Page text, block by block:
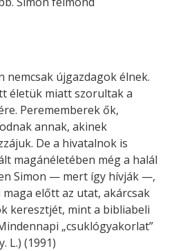
nemcsak új­gazdagok élnek.
életük miatt szorultak a
Perememberek ők,
an­nak, akinek
De a hivatalnok is
magánéletében még a halál
Simon — mert így hívják —,
előtt az utat, akár­csak
ke­resztjét, mint a bibliabeli
„csuklógyakorlat”
L.) (1991)